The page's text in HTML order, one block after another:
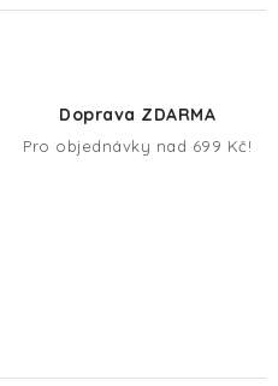
Doprava ZDARMA
Pro objednávky nad 699 Kč!